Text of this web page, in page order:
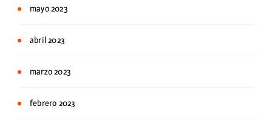
mayo 2023
abril 2023
marzo 2023
febrero 2023